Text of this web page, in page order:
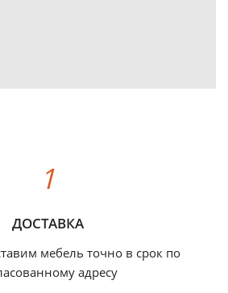
ДОСТАВКА
мебель точно в срок по
адресу